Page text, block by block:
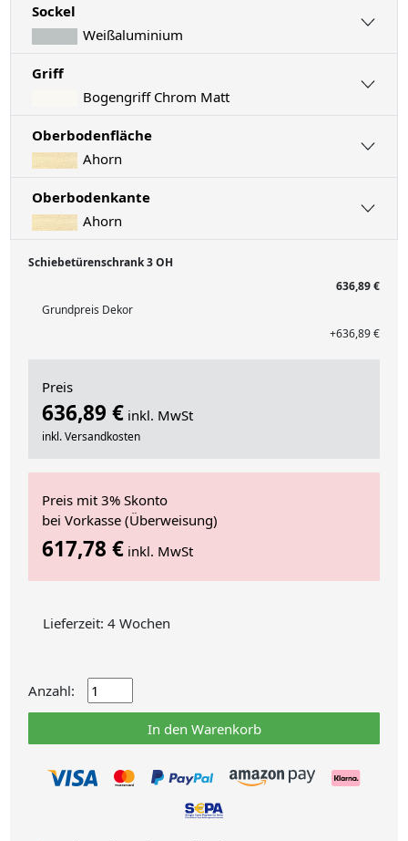
Sockel
Weißaluminium
Griff
Bogengriff Chrom Matt
Oberbodenfläche
Ahorn
Oberbodenkante
Ahorn
Schiebetürenschrank 3 OH
636,89 €
Grundpreis Dekor
+636,89 €
Preis
636,89 € inkl. MwSt
inkl. Versandkosten
Preis mit 3% Skonto
bei Vorkasse (Überweisung)
617,78 € inkl. MwSt
Lieferzeit: 4 Wochen
Anzahl:
In den Warenkorb